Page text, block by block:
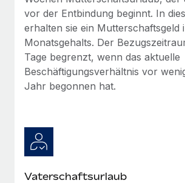
vor der Entbindung beginnt. In
erhalten sie ein Mutterschaftsgeld
Monatsgehalts. Der
Tage begrenzt, wenn das aktuelle
Beschäftigungsverhältnis vor
Jahr begonnen hat.
Vaterschaftsurlaub